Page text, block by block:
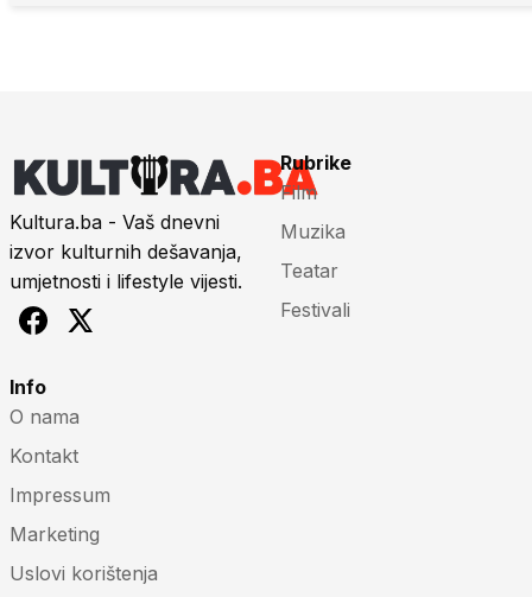
Kultura.ba - Vaš dnevni
izvor kulturnih dešavanja,
umjetnosti i lifestyle vijesti.
Rubrike
Film
Muzika
Teatar
Festivali
Info
O nama
Kontakt
Impressum
Marketing
Uslovi korištenja